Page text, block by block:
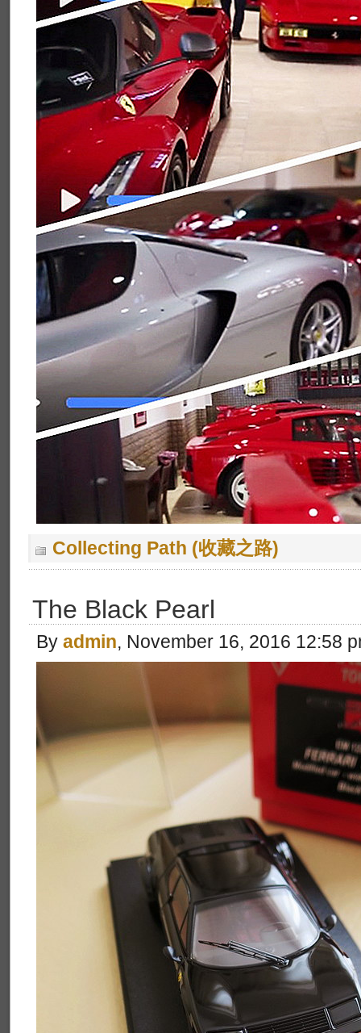
Collecting Path (收藏之路)
The Black Pearl
By admin, November 16, 2016 12:58